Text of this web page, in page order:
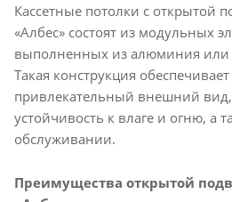
Кассетные потолки с открытой
«Албес» состоят из модульных
выполненных из алюминия или
Такая конструкция
привлекательный внешний
устойчивость к влаге и огню, а
обслуживании.​
Преимущества открытой